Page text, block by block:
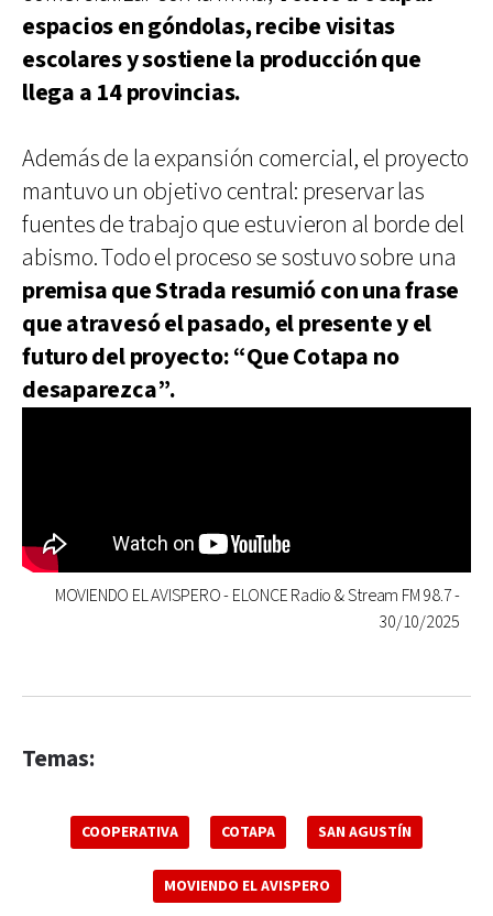
espacios en góndolas, recibe visitas
escolares y sostiene la producción que
llega a 14 provincias.
Además de la expansión comercial, el proyecto
mantuvo un objetivo central: preservar las
fuentes de trabajo que estuvieron al borde del
abismo. Todo el proceso se sostuvo sobre una
premisa que Strada resumió con una frase
que atravesó el pasado, el presente y el
futuro del proyecto: “Que Cotapa no
desaparezca”.
MOVIENDO EL AVISPERO - ELONCE Radio & Stream FM 98.7 -
30/10/2025
Temas:
COOPERATIVA COTAPA SAN AGUSTÍN
MOVIENDO EL AVISPERO